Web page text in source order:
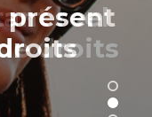
présent
réel
droits